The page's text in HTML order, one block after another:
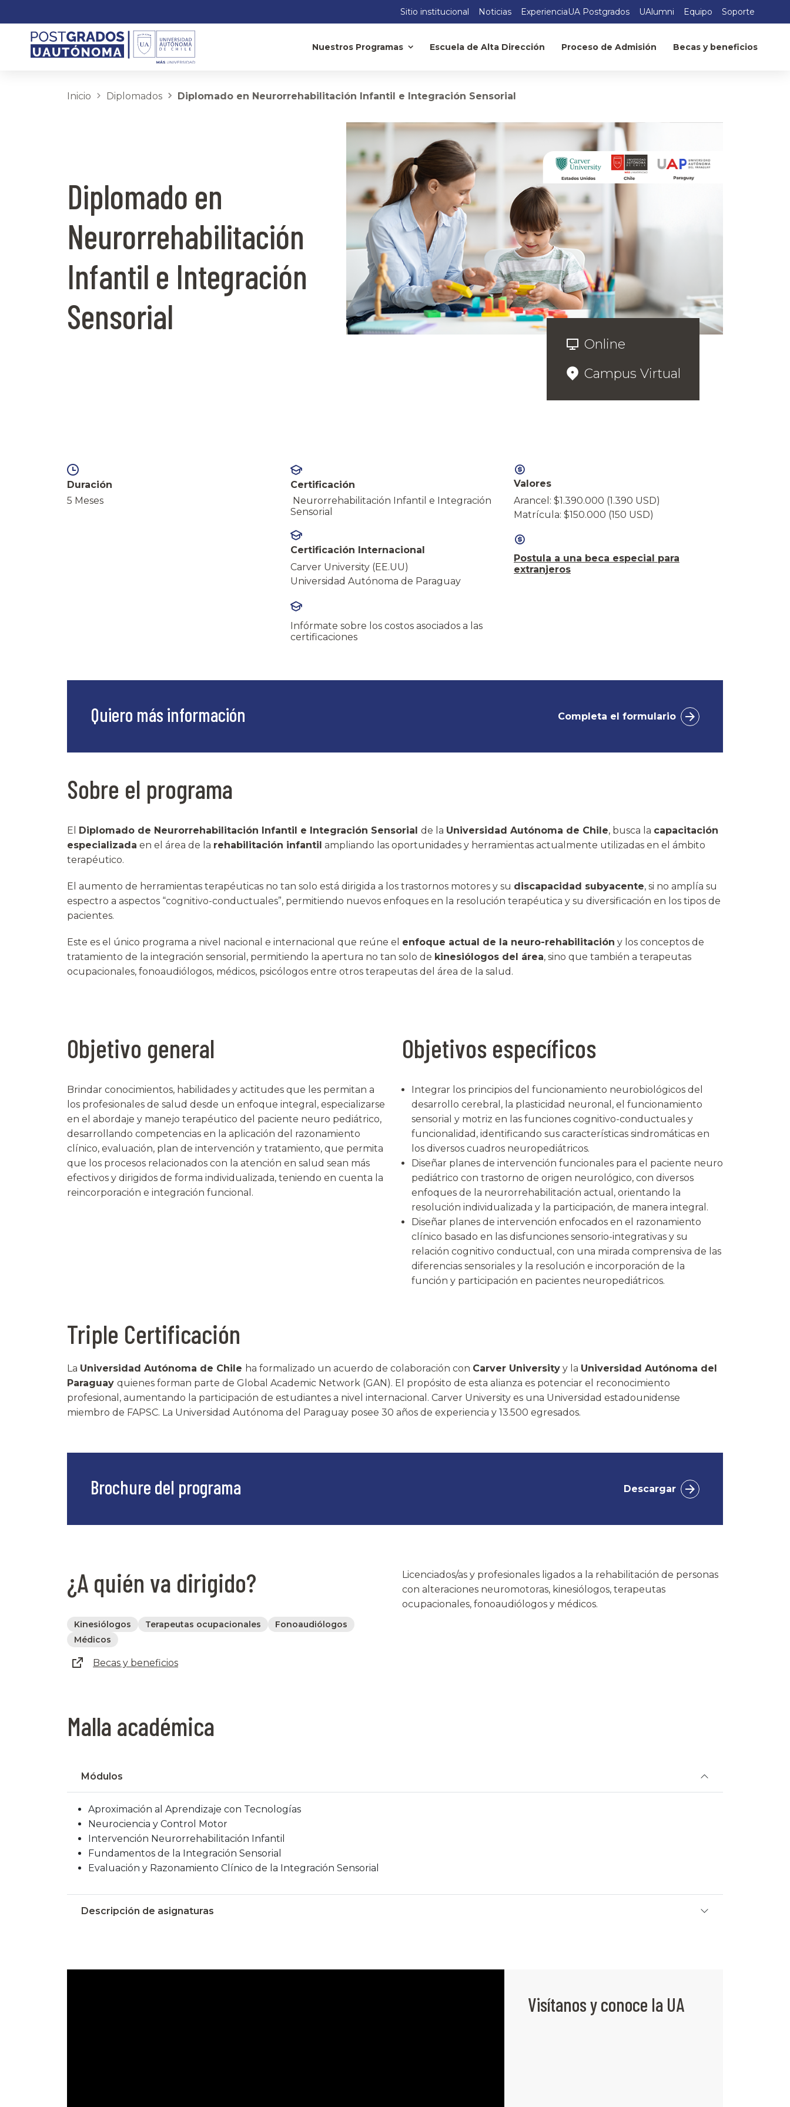
Sitio institucional Noticias ExperienciaUA Postgrados UAlumni Equipo Soporte
Nuestros Programas Escuela de Alta Dirección Proceso de Admisión Becas y beneficios
Inicio Diplomados Diplomado en Neurorrehabilitación Infantil e Integración Sensorial
Diplomado en
Neurorrehabilitación
Infantil e Integración
Sensorial
Online
Campus Virtual
Duración
5 Meses
Certificación
Neurorrehabilitación Infantil e Integración
Sensorial
Certificación Internacional
Carver University (EE.UU)
Universidad Autónoma de Paraguay
Infórmate sobre los costos asociados a las
certificaciones
Valores
Arancel: $1.390.000 (1.390 USD)
Matrícula: $150.000 (150 USD)
Postula a una beca especial para
extranjeros
Quiero más información Completa el formulario
Sobre el programa
El Diplomado de Neurorrehabilitación Infantil e Integración Sensorial de la Universidad Autónoma de Chile, busca la capacitación
especializada en el área de la rehabilitación infantil ampliando las oportunidades y herramientas actualmente utilizadas en el ámbito
terapéutico.
El aumento de herramientas terapéuticas no tan solo está dirigida a los trastornos motores y su discapacidad subyacente, si no amplía su
espectro a aspectos “cognitivo-conductuales”, permitiendo nuevos enfoques en la resolución terapéutica y su diversificación en los tipos de
pacientes.
Este es el único programa a nivel nacional e internacional que reúne el enfoque actual de la neuro-rehabilitación y los conceptos de
tratamiento de la integración sensorial, permitiendo la apertura no tan solo de kinesiólogos del área, sino que también a terapeutas
ocupacionales, fonoaudiólogos, médicos, psicólogos entre otros terapeutas del área de la salud.
Objetivo general
Brindar conocimientos, habilidades y actitudes que les permitan a
los profesionales de salud desde un enfoque integral, especializarse
en el abordaje y manejo terapéutico del paciente neuro pediátrico,
desarrollando competencias en la aplicación del razonamiento
clínico, evaluación, plan de intervención y tratamiento, que permita
que los procesos relacionados con la atención en salud sean más
efectivos y dirigidos de forma individualizada, teniendo en cuenta la
reincorporación e integración funcional.
Objetivos específicos
Integrar los principios del funcionamiento neurobiológicos del
desarrollo cerebral, la plasticidad neuronal, el funcionamiento
sensorial y motriz en las funciones cognitivo-conductuales y
funcionalidad, identificando sus características sindromáticas en
los diversos cuadros neuropediátricos.
Diseñar planes de intervención funcionales para el paciente neuro
pediátrico con trastorno de origen neurológico, con diversos
enfoques de la neurorrehabilitación actual, orientando la
resolución individualizada y la participación, de manera integral.
Diseñar planes de intervención enfocados en el razonamiento
clínico basado en las disfunciones sensorio-integrativas y su
relación cognitivo conductual, con una mirada comprensiva de las
diferencias sensoriales y la resolución e incorporación de la
función y participación en pacientes neuropediátricos.
Triple Certificación
La Universidad Autónoma de Chile ha formalizado un acuerdo de colaboración con Carver University y la Universidad Autónoma del
Paraguay quienes forman parte de Global Academic Network (GAN). El propósito de esta alianza es potenciar el reconocimiento
profesional, aumentando la participación de estudiantes a nivel internacional. Carver University es una Universidad estadounidense
miembro de FAPSC. La Universidad Autónoma del Paraguay posee 30 años de experiencia y 13.500 egresados.
Brochure del programa Descargar
¿A quién va dirigido?
Kinesiólogos Terapeutas ocupacionales
Fonoaudiólogos
Médicos
Becas y beneficios
Licenciados/as y profesionales ligados a la rehabilitación de personas
con alteraciones neuromotoras, kinesiólogos, terapeutas
ocupacionales, fonoaudiólogos y médicos.
Malla académica
Módulos
Aproximación al Aprendizaje con Tecnologías
Neurociencia y Control Motor
Intervención Neurorrehabilitación Infantil
Fundamentos de la Integración Sensorial
Evaluación y Razonamiento Clínico de la Integración Sensorial
Descripción de asignaturas
Visítanos y conoce la UA